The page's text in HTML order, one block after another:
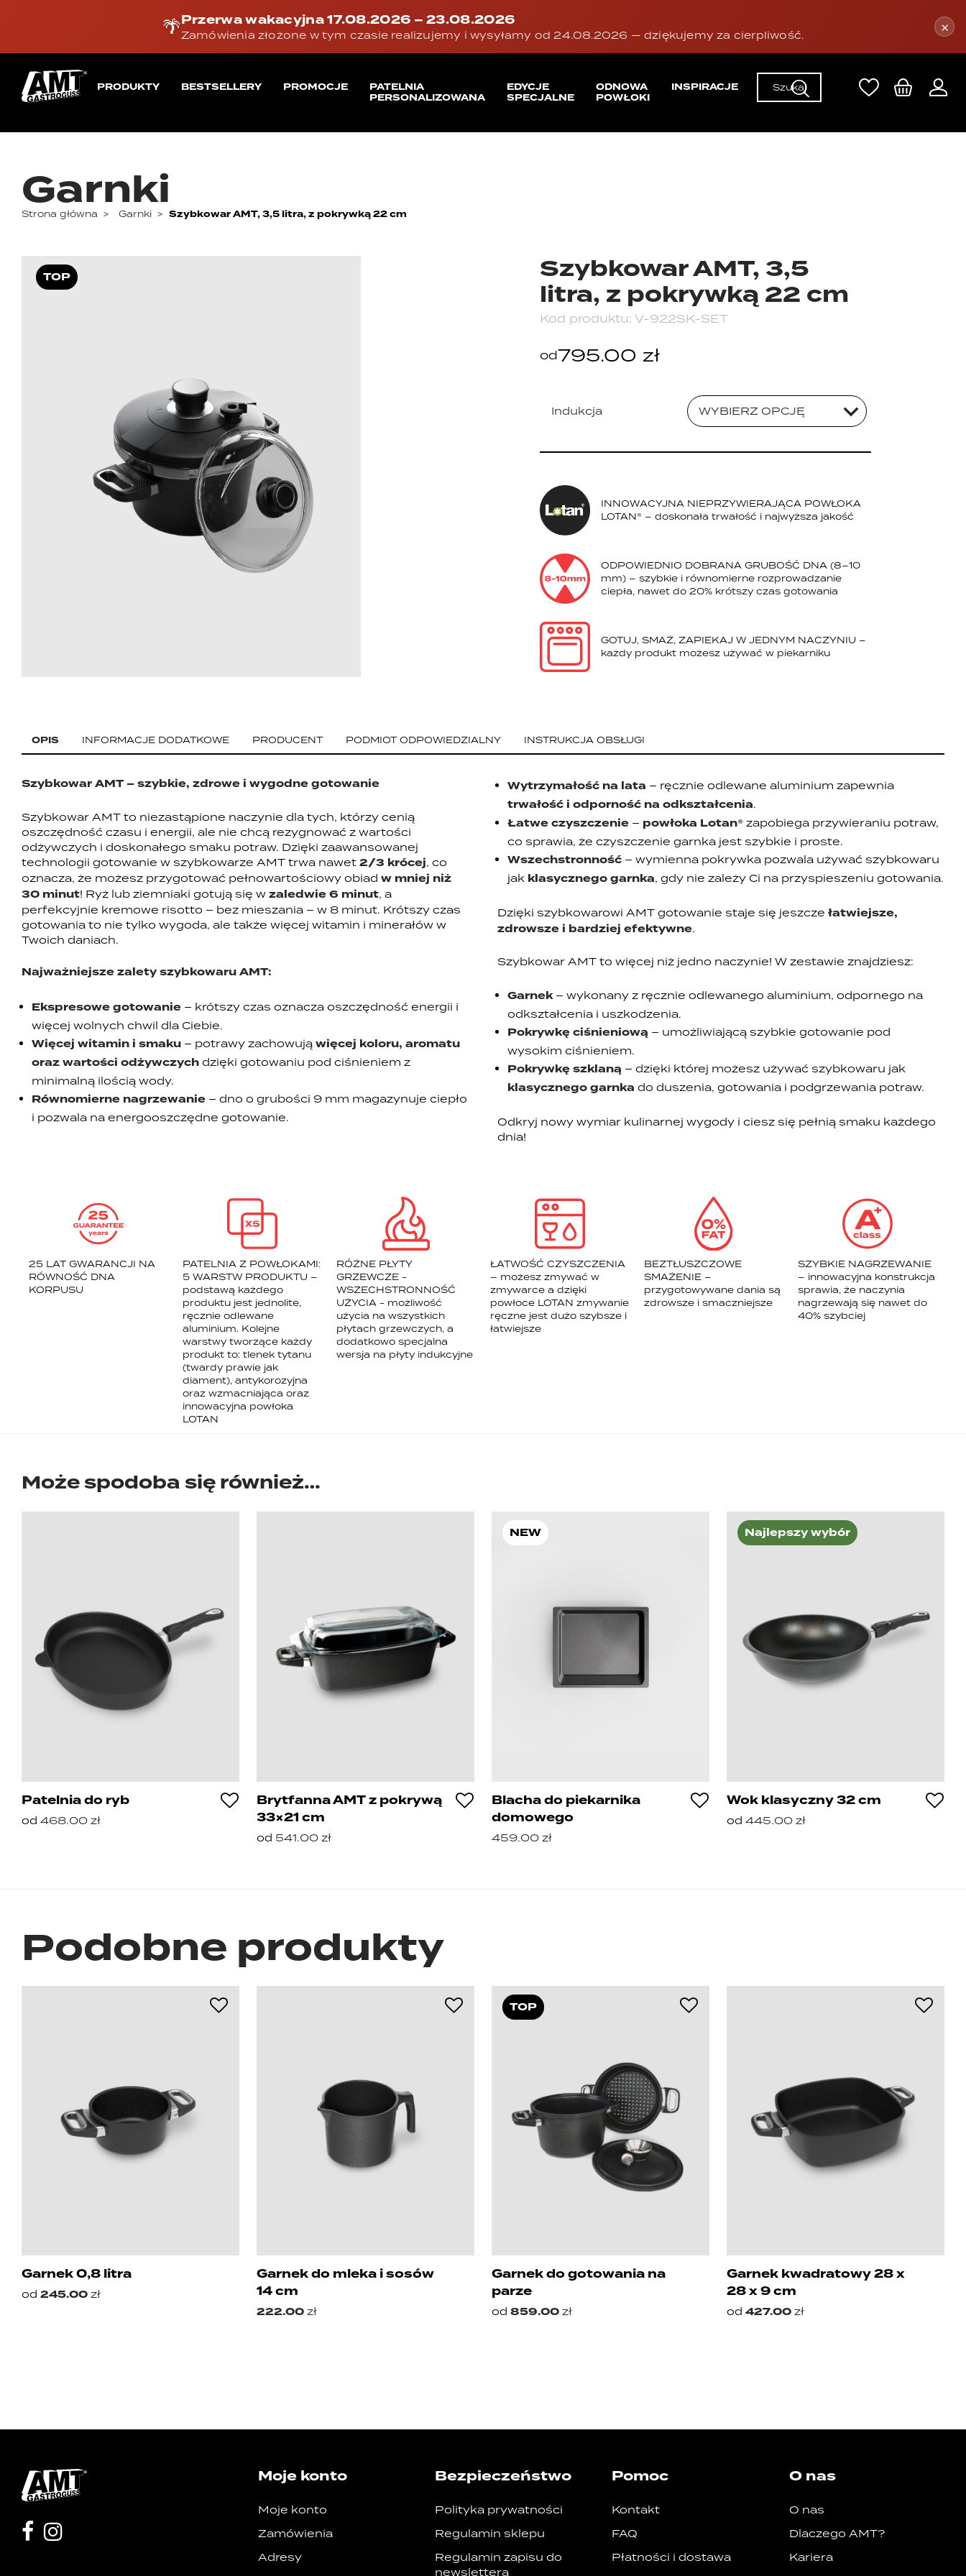
🌴Przerwa wakacyjna 17.08.2026 – 23.08.2026
Zamówienia złożone w tym czasie realizujemy i wysyłamy od 24.08.2026 — dziękujemy za cierpliwość. ×
PRODUKTY BESTSELLERY PROMOCJE
PATELNIA
PERSONALIZOWANA
EDYCJE
SPECJALNE
ODNOWA
POWŁOKI
INSPIRACJE
Garnki
Strona główna > Garnki > Szybkowar AMT, 3,5 litra, z pokrywką 22 cm
TOP Szybkowar AMT, 3,5
litra, z pokrywką 22 cm
Kod produktu: V-922SK-SET
od795.00 zł
Indukcja WYBIERZ OPCJĘ
INNOWACYJNA NIEPRZYWIERAJĄCA POWŁOKA
LOTAN® – doskonała trwałość i najwyższa jakość
ODPOWIEDNIO DOBRANA GRUBOŚĆ DNA (8–10
mm) – szybkie i równomierne rozprowadzanie
ciepła, nawet do 20% krótszy czas gotowania
GOTUJ, SMAŻ, ZAPIEKAJ W JEDNYM NACZYNIU –
każdy produkt możesz używać w piekarniku
OPIS INFORMACJE DODATKOWE PRODUCENT PODMIOT ODPOWIEDZIALNY INSTRUKCJA OBSŁUGI
Szybkowar AMT – szybkie, zdrowe i wygodne gotowanie
Szybkowar AMT to niezastąpione naczynie dla tych, którzy cenią
oszczędność czasu i energii, ale nie chcą rezygnować z wartości
odżywczych i doskonałego smaku potraw. Dzięki zaawansowanej
technologii gotowanie w szybkowarze AMT trwa nawet 2/3 krócej, co
oznacza, że możesz przygotować pełnowartościowy obiad w mniej niż
30 minut! Ryż lub ziemniaki gotują się w zaledwie 6 minut, a
perfekcyjnie kremowe risotto – bez mieszania – w 8 minut. Krótszy czas
gotowania to nie tylko wygoda, ale także więcej witamin i minerałów w
Twoich daniach.
Najważniejsze zalety szybkowaru AMT:
Ekspresowe gotowanie – krótszy czas oznacza oszczędność energii i
więcej wolnych chwil dla Ciebie.
Więcej witamin i smaku – potrawy zachowują więcej koloru, aromatu
oraz wartości odżywczych dzięki gotowaniu pod ciśnieniem z
minimalną ilością wody.
Równomierne nagrzewanie – dno o grubości 9 mm magazynuje ciepło
i pozwala na energooszczędne gotowanie.
Wytrzymałość na lata – ręcznie odlewane aluminium zapewnia
trwałość i odporność na odkształcenia.
Łatwe czyszczenie – powłoka Lotan® zapobiega przywieraniu potraw,
co sprawia, że czyszczenie garnka jest szybkie i proste.
Wszechstronność – wymienna pokrywka pozwala używać szybkowaru
jak klasycznego garnka, gdy nie zależy Ci na przyspieszeniu gotowania.
Dzięki szybkowarowi AMT gotowanie staje się jeszcze łatwiejsze,
zdrowsze i bardziej efektywne.
Szybkowar AMT to więcej niż jedno naczynie! W zestawie znajdziesz:
Garnek– wykonany z ręcznie odlewanego aluminium, odpornego na
odkształcenia i uszkodzenia.
Pokrywkę ciśnieniową – umożliwiającą szybkie gotowanie pod
wysokim ciśnieniem.
Pokrywkę szklaną – dzięki której możesz używać szybkowaru jak
klasycznego garnka do duszenia, gotowania i podgrzewania potraw.
Odkryj nowy wymiar kulinarnej wygody i ciesz się pełnią smaku każdego
dnia!
25 LAT GWARANCJI NA
RÓWNOŚĆ DNA
KORPUSU
PATELNIA Z POWŁOKAMI:
5 WARSTW PRODUKTU –
podstawą każdego
produktu jest jednolite,
ręcznie odlewane
aluminium. Kolejne
warstwy tworzące każdy
produkt to: tlenek tytanu
(twardy prawie jak
diament), antykorozyjna
oraz wzmacniająca oraz
innowacyjna powłoka
LOTAN
RÓŻNE PŁYTY
GRZEWCZE -
WSZECHSTRONNOŚĆ
UŻYCIA - możliwość
użycia na wszystkich
płytach grzewczych, a
dodatkowo specjalna
wersja na płyty indukcyjne
ŁATWOŚĆ CZYSZCZENIA
– możesz zmywać w
zmywarce a dzięki
powłoce LOTAN zmywanie
ręczne jest dużo szybsze i
łatwiejsze
BEZTŁUSZCZOWE
SMAŻENIE –
przygotowywane dania są
zdrowsze i smaczniejsze
SZYBKIE NAGRZEWANIE
– innowacyjna konstrukcja
sprawia, że naczynia
nagrzewają się nawet do
40% szybciej
Może spodoba się również…
Patelnia do ryb
od 468.00 zł
Brytfanna AMT z pokrywą
33×21 cm
od 541.00 zł
NEW
Blacha do piekarnika
domowego
459.00 zł
Najlepszy wybór
Wok klasyczny 32 cm
od 445.00 zł
Podobne produkty
Garnek 0,8 litra
od 245.00 zł
Garnek do mleka i sosów
14 cm
222.00 zł
TOP
Garnek do gotowania na
parze
od 859.00 zł
Garnek kwadratowy 28 x
28 x 9 cm
od 427.00 zł
Moje konto
Moje konto
Zamówienia
Adresy
Bezpieczeństwo
Polityka prywatności
Regulamin sklepu
Regulamin zapisu do
newslettera
Pomoc
Kontakt
FAQ
Płatności i dostawa
O nas
O nas
Dlaczego AMT?
Kariera